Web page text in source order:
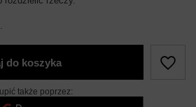
do koszyka
także poprzez: